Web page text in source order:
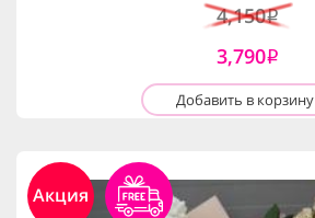
4,150i
3,790i
Добавить в корзину
Акция